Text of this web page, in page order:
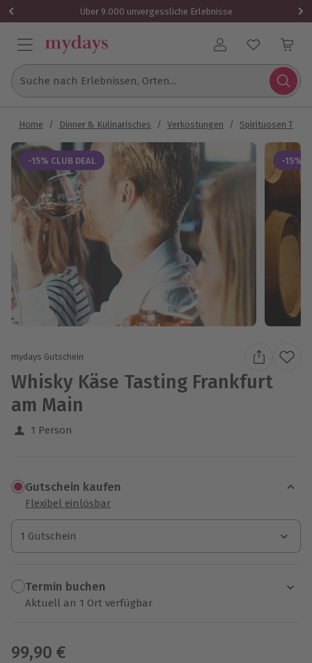
Über 9.000 unvergessliche Erlebnisse
Benutzerkonto
Suche nach Erlebnissen, Orten...
Home / Dinner & Kulinarisches / Verkostungen / Spirituosen
-15% CLUB DEAL -15%
mydays Gutschein
Whisky Käse Tasting Frankfurt
am Main
1 Person
Gutschein kaufen
Flexibel einlösbar
1 Gutschein
1 Gutschein
1 Gutschein
Termin buchen
Aktuell an 1 Ort verfügbar
99,90 €